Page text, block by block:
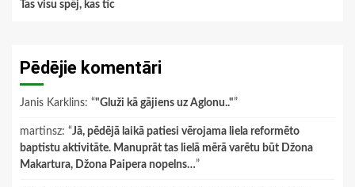
Tas visu spēj, kas tic
Pēdējie komentāri
Janis Karklins: “"Gluži kā gājiens uz Aglonu.."”
martinsz: “Jā, pēdējā laikā patiesi vērojama liela reformēto
baptistu aktivitāte. Manuprāt tas lielā mērā varētu būt Džona
Makartura, Džona Paipera nopelns…”